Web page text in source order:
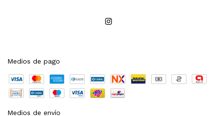
Medios de pago
Medios de envío